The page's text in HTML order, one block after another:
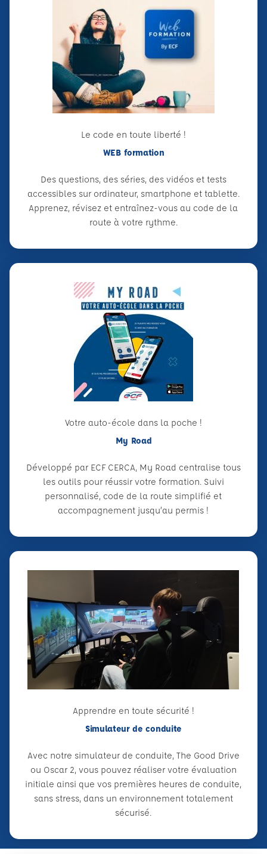
Le code en toute liberté !
WEB formation
Des questions, des séries, des vidéos et tests
accessibles sur ordinateur, smartphone et tablette.
Apprenez, révisez et entraînez-vous au code de la
route à votre rythme.
Votre auto-école dans la poche !
My Road
Développé par ECF CERCA, My Road centralise tous
les outils pour réussir votre formation. Suivi
personnalisé, code de la route simplifié et
accompagnement jusqu’au permis !
Apprendre en toute sécurité !
Simulateur de conduite
Avec notre simulateur de conduite, The Good Drive
ou Oscar 2, vous pouvez réaliser votre évaluation
initiale ainsi que vos premières heures de conduite,
sans stress, dans un environnement totalement
sécurisé.